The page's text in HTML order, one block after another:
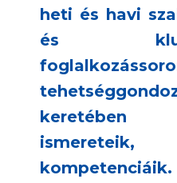
heti és havi
és
keretében
kompetenciáik.